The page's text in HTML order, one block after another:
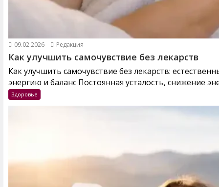
09.02.2026 Редакция
Как улучшить самочувствие без лекарств
Как улучшить самочувствие без лекарств:
энергию и баланс Постоянная усталость, снижение
Здоровье